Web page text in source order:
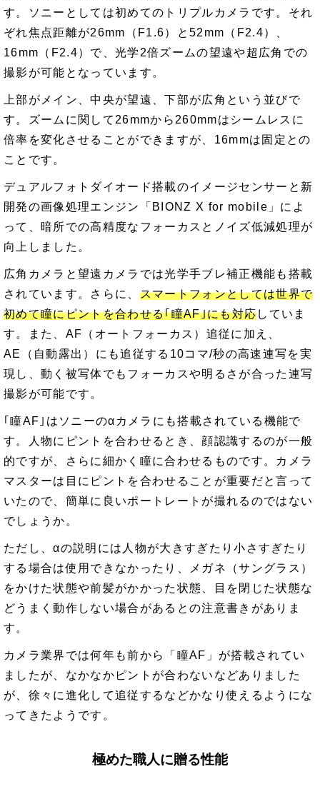
す。ソニーとしては初めてのトリプルカメラです。それ
ぞれ焦点距離が26mm（F1.6）と52mm（F2.4）、
16mm（F2.4）で、光学2倍ズームの望遠や超広角での
撮影が可能となっています。
上部がメイン、中央が望遠、下部が広角という並びで
す。ズームに関して26mmから260mmはシームレスに
倍率を変化させることができますが、16mmは固定との
ことです。
デュアルフォトダイオード搭載のイメージセンサーと新
開発の画像処理エンジン「BIONZ X for mobile」によ
って、暗所での高精度なフォーカスとノイズ低減処理が
向上しました。
広角カメラと望遠カメラでは光学手ブレ補正機能も搭載
されています。さらに、 スマートフォンとしては世界で
初めて瞳にピントを合わせる｢瞳AF｣にも対応していま
す。また、AF（オートフォーカス）追従に加え、
AE（自動露出）にも追従する10コマ/秒の高速連写を実
現し、動く被写体でもフォーカスや明るさが合った連写
撮影が可能です。
｢瞳AF｣はソニーのαカメラにも搭載されている機能で
す。人物にピントを合わせるとき、顔認識するのが一般
的ですが、さらに細かく瞳に合わせるものです。カメラ
マスターは目にピントを合わせることが重要だと言って
いたので、簡単に良いポートレートが撮れるのではない
でしょうか。
ただし、αの説明には人物が大きすぎたり小さすぎたり
する場合は使用できなかったり、メガネ（サングラス）
をかけた状態や前髪がかかった状態、目を閉じた状態な
どうまく動作しない場合があるとの注意書きがありま
す。
カメラ業界では何年も前から「瞳AF」が搭載されてい
ましたが、なかなかピントが合わないなどありました
が、徐々に進化して追従するなどかなり使えるようにな
ってきたようです。
極めた職人に贈る性能